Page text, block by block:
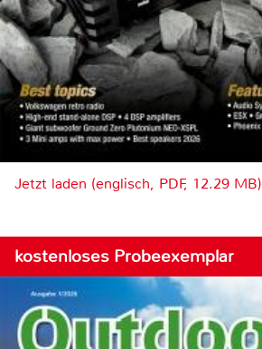
Jetzt laden (englisch, PDF, 12.29 MB)
kostenloses Probeexemplar